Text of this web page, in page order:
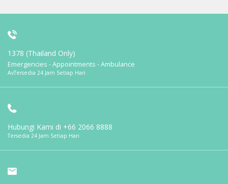
1378 (Thailand Only)
Emergencies - Appointments - Ambulance
AvTersedia 24 Jam Setiap Hari
Hubungi Kami di +66 2066 8888
Tersedia 24 Jam Setiap Hari